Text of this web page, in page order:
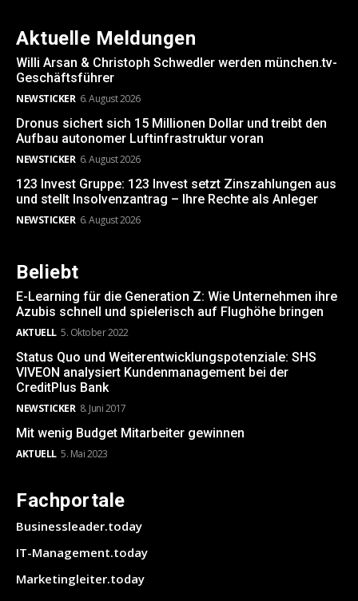
Aktuelle Meldungen
Willi Arsan & Christoph Schwedler werden münchen.tv-
Geschäftsführer
NEWSTICKER 6. August 2026
Dronus sichert sich 15 Millionen Dollar und treibt den
Aufbau autonomer Luftinfrastruktur voran
NEWSTICKER 6. August 2026
123 Invest Gruppe: 123 Invest setzt Zinszahlungen aus
und stellt Insolvenzantrag – Ihre Rechte als Anleger
NEWSTICKER 6. August 2026
Beliebt
E-Learning für die Generation Z: Wie Unternehmen ihre
Azubis schnell und spielerisch auf Flughöhe bringen
AKTUELL 5. Oktober 2022
Status Quo und Weiterentwicklungspotenziale: SHS
VIVEON analysiert Kundenmanagement bei der
CreditPlus Bank
NEWSTICKER 8. Juni 2017
Mit wenig Budget Mitarbeiter gewinnen
AKTUELL 5. Mai 2023
Fachportale
Businessleader.today
IT-Management.today
Marketingleiter.today